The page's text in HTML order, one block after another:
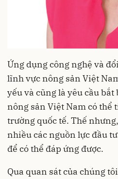
Ứng dụng công nghệ và
lĩnh vực nông sản Việt
yếu và cũng là yêu cầu bắt
nông sản Việt Namcó thể
trường quốc tế. Thế
nhiều các nguồn lực đầu
để có thể đáp ứng được.
Qua quan sát của chúng